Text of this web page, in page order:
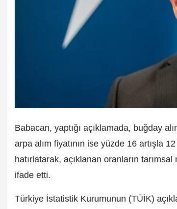
Babacan, yaptığı açıklamada, buğday
arpa alım fiyatının ise yüzde 16 artışla
hatırlatarak, açıklanan oranların tarımsal
ifade etti.
Türkiye İstatistik Kurumunun (TÜİK)